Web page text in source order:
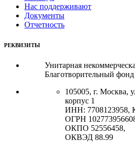
Нас поддерживают
Документы
Отчетность
РЕКВИЗИТЫ
Унитарная
Благотворительный
105005, г. Москва,
корпус 1
ИНН: 7708123958,
ОГРН
ОКПО 52556458,
ОКВЭД 88.99